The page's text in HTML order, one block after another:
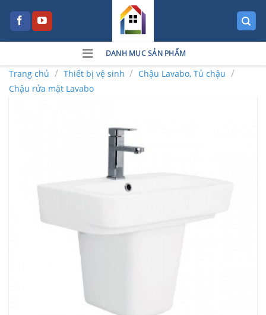
DANH MỤC SẢN PHẨM
Trang chủ / Thiết bị vệ sinh / Chậu Lavabo, Tủ chậu /
Chậu rửa mặt Lavabo